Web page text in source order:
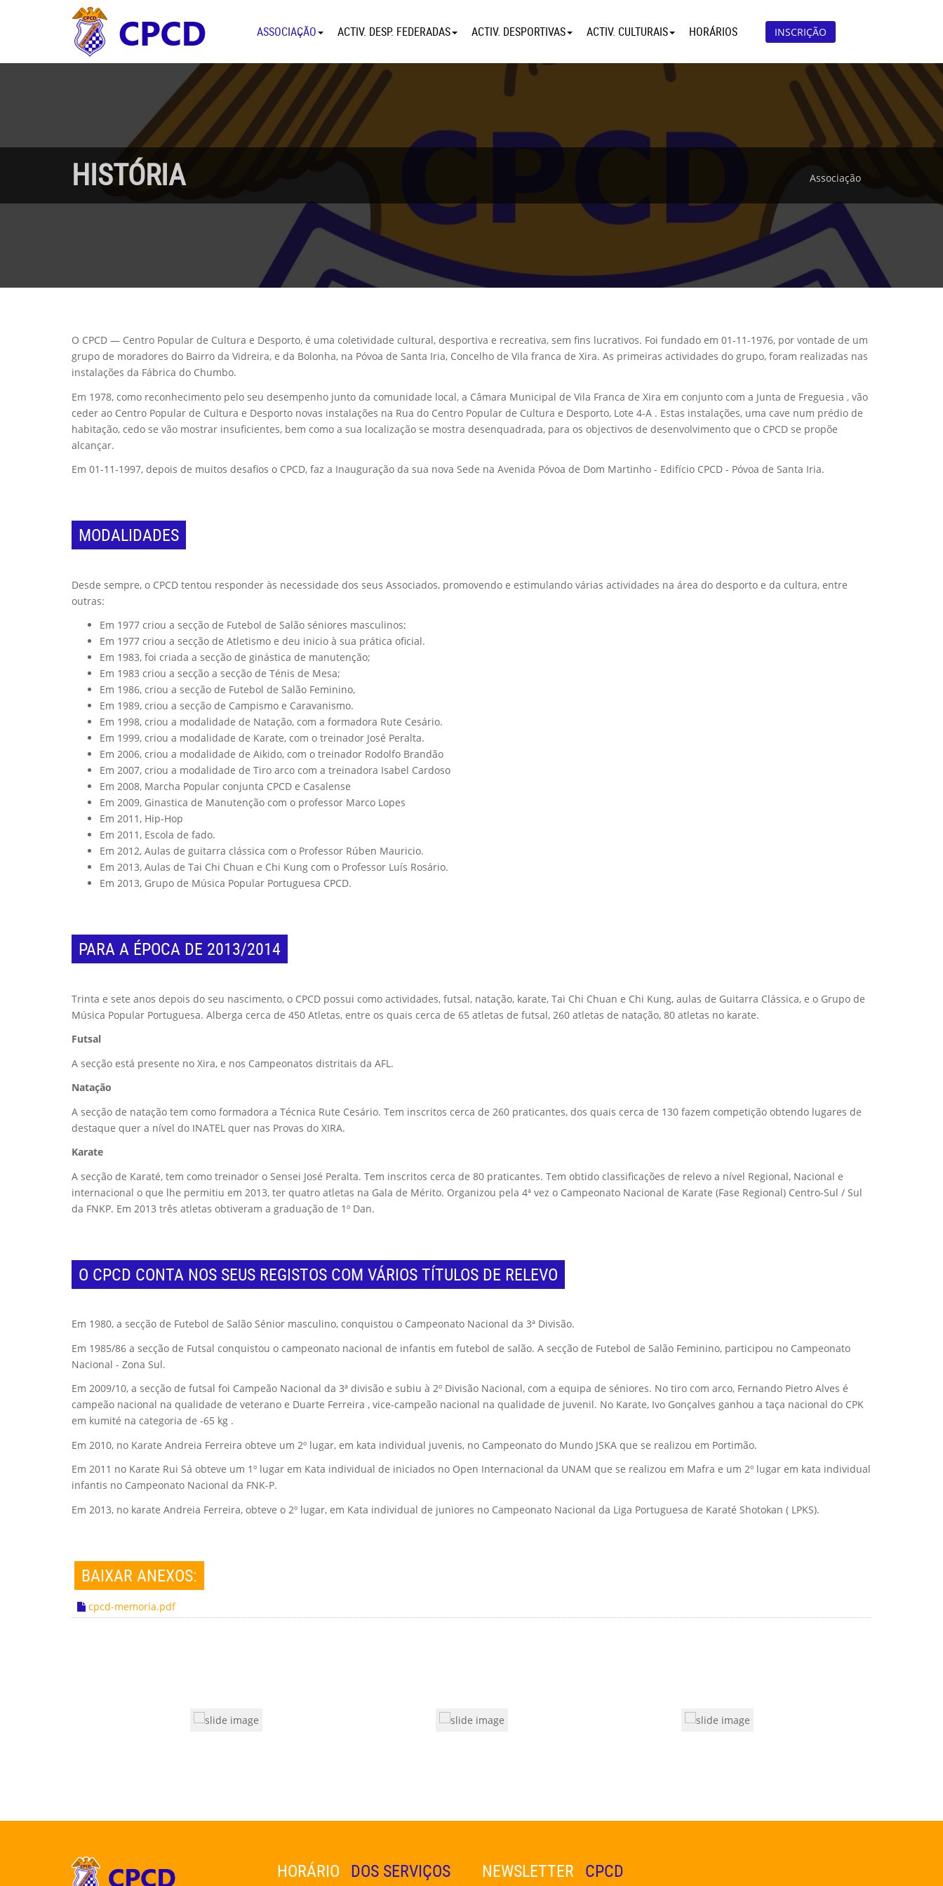
ASSOCIAÇÃO ACTIV. DESP. FEDERADAS ACTIV. DESPORTIVAS ACTIV. CULTURAIS HORÁRIOS INSCRIÇÃO
HISTÓRIA Associação
O CPCD — Centro Popular de Cultura e Desporto, é uma coletividade cultural, desportiva e recreativa, sem fins lucrativos. Foi fundado em 01-11-1976, por vontade de um
grupo de moradores do Bairro da Vidreira, e da Bolonha, na Póvoa de Santa Iria, Concelho de Vila franca de Xira. As primeiras actividades do grupo, foram realizadas nas
instalações da Fábrica do Chumbo.
Em 1978, como reconhecimento pelo seu desempenho junto da comunidade local, a Câmara Municipal de Vila Franca de Xira em conjunto com a Junta de Freguesia , vão
ceder ao Centro Popular de Cultura e Desporto novas instalações na Rua do Centro Popular de Cultura e Desporto, Lote 4-A . Estas instalações, uma cave num prédio de
habitação, cedo se vão mostrar insuficientes, bem como a sua localização se mostra desenquadrada, para os objectivos de desenvolvimento que o CPCD se propõe
alcançar.
Em 01-11-1997, depois de muitos desafios o CPCD, faz a Inauguração da sua nova Sede na Avenida Póvoa de Dom Martinho - Edifício CPCD - Póvoa de Santa Iria.
MODALIDADES
Desde sempre, o CPCD tentou responder às necessidade dos seus Associados, promovendo e estimulando várias actividades na área do desporto e da cultura, entre
outras:
Em 1977 criou a secção de Futebol de Salão séniores masculinos;
Em 1977 criou a secção de Atletismo e deu inicio à sua prática oficial.
Em 1983, foi criada a secção de ginástica de manutenção;
Em 1983 criou a secção a secção de Ténis de Mesa;
Em 1986, criou a secção de Futebol de Salão Feminino,
Em 1989, criou a secção de Campismo e Caravanismo.
Em 1998, criou a modalidade de Natação, com a formadora Rute Cesário.
Em 1999, criou a modalidade de Karate, com o treinador José Peralta.
Em 2006, criou a modalidade de Aikido, com o treinador Rodolfo Brandão
Em 2007, criou a modalidade de Tiro arco com a treinadora Isabel Cardoso
Em 2008, Marcha Popular conjunta CPCD e Casalense
Em 2009, Ginastica de Manutenção com o professor Marco Lopes
Em 2011, Hip-Hop
Em 2011, Escola de fado.
Em 2012, Aulas de guitarra clássica com o Professor Rúben Mauricio.
Em 2013, Aulas de Tai Chi Chuan e Chi Kung com o Professor Luís Rosário.
Em 2013, Grupo de Música Popular Portuguesa CPCD.
PARA A ÉPOCA DE 2013/2014
Trinta e sete anos depois do seu nascimento, o CPCD possui como actividades, futsal, natação, karate, Tai Chi Chuan e Chi Kung, aulas de Guitarra Clássica, e o Grupo de
Música Popular Portuguesa. Alberga cerca de 450 Atletas, entre os quais cerca de 65 atletas de futsal, 260 atletas de natação, 80 atletas no karate.
Futsal
A secção está presente no Xira, e nos Campeonatos distritais da AFL.
Natação
A secção de natação tem como formadora a Técnica Rute Cesário. Tem inscritos cerca de 260 praticantes, dos quais cerca de 130 fazem competição obtendo lugares de
destaque quer a nível do INATEL quer nas Provas do XIRA.
Karate
A secção de Karaté, tem como treinador o Sensei José Peralta. Tem inscritos cerca de 80 praticantes. Tem obtido classificações de relevo a nível Regional, Nacional e
internacional o que lhe permitiu em 2013, ter quatro atletas na Gala de Mérito. Organizou pela 4ª vez o Campeonato Nacional de Karate (Fase Regional) Centro-Sul / Sul
da FNKP. Em 2013 três atletas obtiveram a graduação de 1º Dan.
O CPCD CONTA NOS SEUS REGISTOS COM VÁRIOS TÍTULOS DE RELEVO
Em 1980, a secção de Futebol de Salão Sénior masculino, conquistou o Campeonato Nacional da 3ª Divisão.
Em 1985/86 a secção de Futsal conquistou o campeonato nacional de infantis em futebol de salão. A secção de Futebol de Salão Feminino, participou no Campeonato
Nacional - Zona Sul.
Em 2009/10, a secção de futsal foi Campeão Nacional da 3ª divisão e subiu à 2º Divisão Nacional, com a equipa de séniores. No tiro com arco, Fernando Pietro Alves é
campeão nacional na qualidade de veterano e Duarte Ferreira , vice-campeão nacional na qualidade de juvenil. No Karate, Ivo Gonçalves ganhou a taça nacional do CPK
em kumité na categoria de -65 kg .
Em 2010, no Karate Andreia Ferreira obteve um 2º lugar, em kata individual juvenis, no Campeonato do Mundo JSKA que se realizou em Portimão.
Em 2011 no Karate Rui Sá obteve um 1º lugar em Kata individual de iniciados no Open Internacional da UNAM que se realizou em Mafra e um 2º lugar em kata individual
infantis no Campeonato Nacional da FNK-P.
Em 2013, no karate Andreia Ferreira, obteve o 2º lugar, em Kata individual de juniores no Campeonato Nacional da Liga Portuguesa de Karaté Shotokan ( LPKS).
BAIXAR ANEXOS:
cpcd-memoria.pdf
HORÁRIO DOS SERVIÇOS NEWSLETTER CPCD